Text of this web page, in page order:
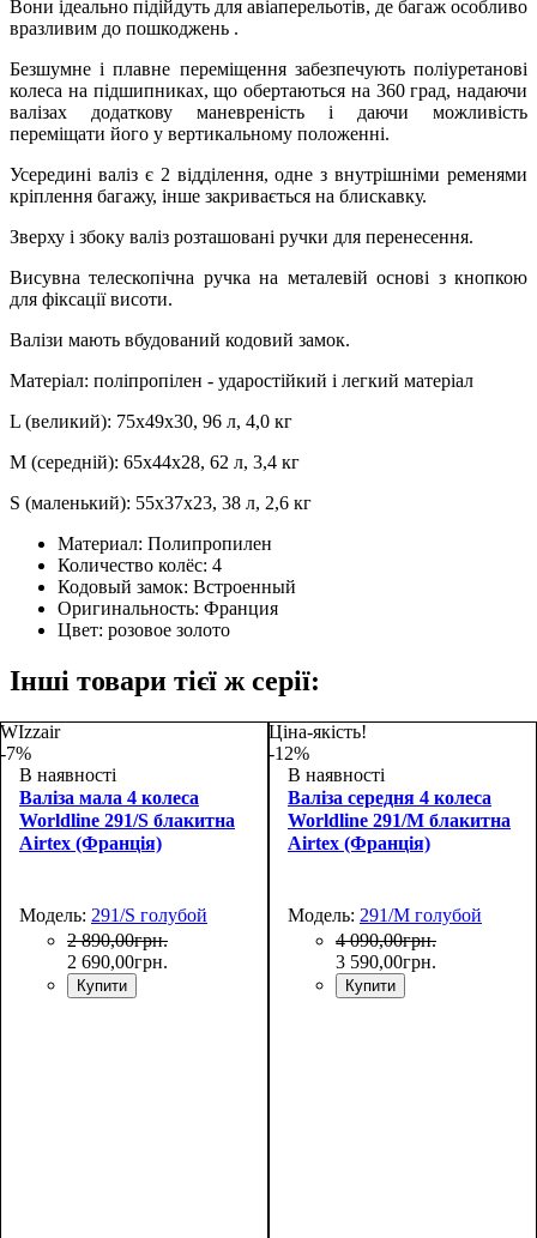
Вони ідеально підійдуть для авіаперельотів, де багаж особливо
вразливим до пошкоджень .
Безшумне і плавне переміщення забезпечують поліуретанові
колеса на підшипниках, що обертаються на 360 град, надаючи
валізах додаткову маневреність і даючи можливість
переміщати його у вертикальному положенні.
Усередині валіз є 2 відділення, одне з внутрішніми ременями
кріплення багажу, інше закривається на блискавку.
Зверху і збоку валіз розташовані ручки для перенесення.
Висувна телескопічна ручка на металевій основі з кнопкою
для фіксації висоти.
Валізи мають вбудований кодовий замок.
Матеріал: поліпропілен - ударостійкий і легкий матеріал
L (великий): 75x49x30, 96 л, 4,0 кг
M (середній): 65x44x28, 62 л, 3,4 кг
S (маленький): 55x37x23, 38 л, 2,6 кг
Материал: Полипропилен
Количество колёс: 4
Кодовый замок: Встроенный
Оригинальность: Франция
Цвет: розовое золото
Інші товари тієї ж серії:
WIzzair
-7%
В наявності
Валіза мала 4 колеса
Worldline 291/S блакитна
Airtex (Франція)
Модель: 291/S голубой
2 890,00грн.
2 690,00грн.
Купити
Ціна-якість!
-12%
В наявності
Валіза середня 4 колеса
Worldline 291/M блакитна
Airtex (Франція)
Модель: 291/M голубой
4 090,00грн.
3 590,00грн.
Купити